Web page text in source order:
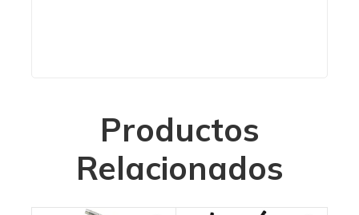
Productos
Relacionados